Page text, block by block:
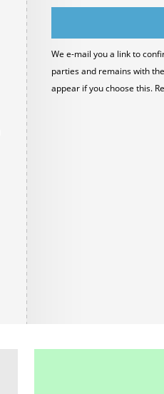
We e-mail you a link to
parties and remains with
appear if you choose this.